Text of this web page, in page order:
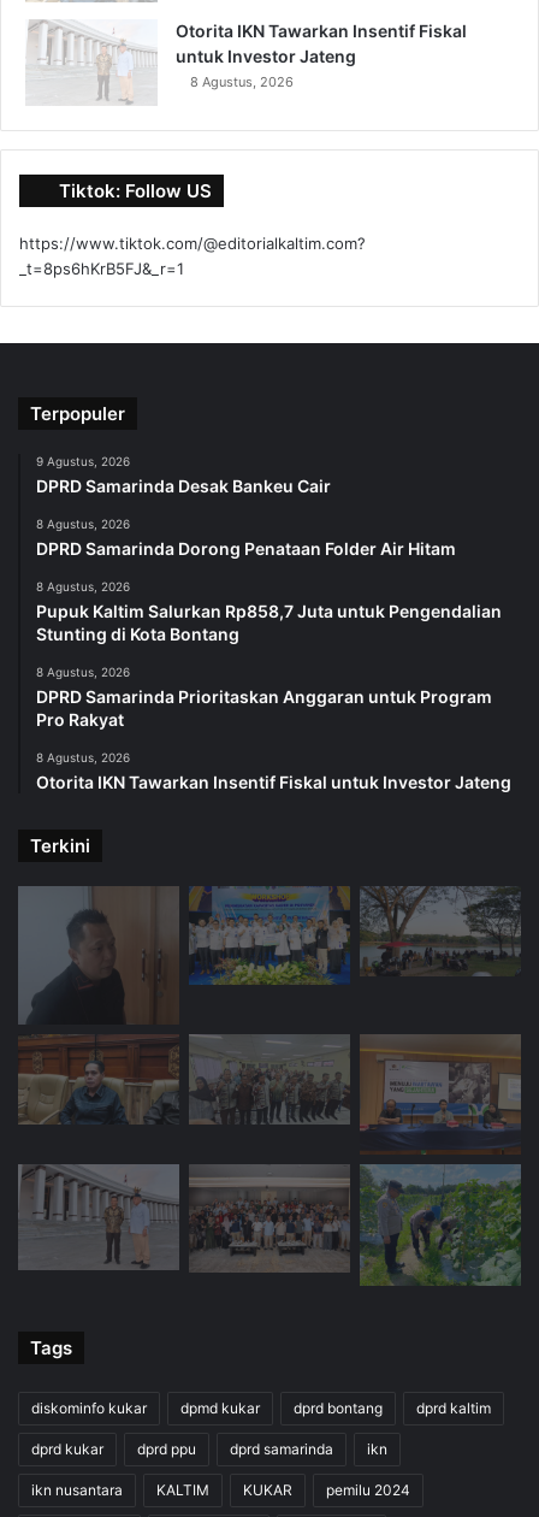
Otorita IKN Tawarkan Insentif Fiskal
untuk Investor Jateng
8 Agustus, 2026
Tiktok: Follow US
https://www.tiktok.com/@editorialkaltim.com?
_t=8ps6hKrB5FJ&_r=1
Terpopuler
9 Agustus, 2026
DPRD Samarinda Desak Bankeu Cair
8 Agustus, 2026
DPRD Samarinda Dorong Penataan Folder Air Hitam
8 Agustus, 2026
Pupuk Kaltim Salurkan Rp858,7 Juta untuk Pengendalian
Stunting di Kota Bontang
8 Agustus, 2026
DPRD Samarinda Prioritaskan Anggaran untuk Program
Pro Rakyat
8 Agustus, 2026
Otorita IKN Tawarkan Insentif Fiskal untuk Investor Jateng
Terkini
Tags
diskominfo kukar dpmd kukar dprd bontang dprd kaltim
dprd kukar dprd ppu dprd samarinda ikn
ikn nusantara KALTIM KUKAR pemilu 2024